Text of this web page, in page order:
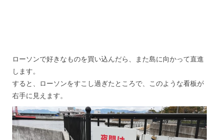
ローソンで好きなものを買い込んだら、また島に向かって直進
します。
すると、ローソンをすこし過ぎたところで、このような看板が
右手に見えます。